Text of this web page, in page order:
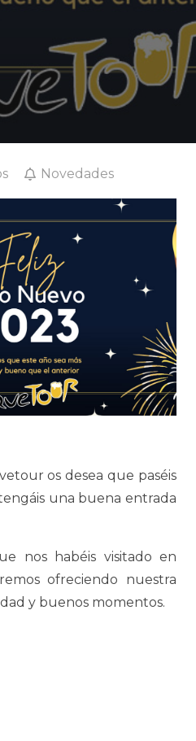
Novedades
os desea que paséis
una buena entrada
nos habéis visitado en
ofreciendo nuestra
y buenos momentos.